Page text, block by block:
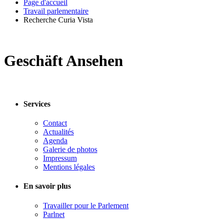
Page d'accueil
Travail parlementaire
Recherche Curia Vista
Geschäft Ansehen
Services
Contact
Actualités
Agenda
Galerie de photos
Impressum
Mentions légales
En savoir plus
Travailler pour le Parlement
Parlnet